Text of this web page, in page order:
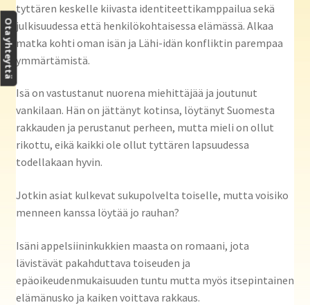
tyttären keskelle kiivasta identiteettikamppailua sekä
julkisuudessa että henkilökohtaisessa elämässä. Alkaa
matka kohti oman isän ja Lähi-idän konfliktin parempaa
ymmärtämistä.
Isä on vastustanut nuorena miehittäjää ja joutunut
vankilaan. Hän on jättänyt kotinsa, löytänyt Suomesta
rakkauden ja perustanut perheen, mutta mieli on ollut
rikottu, eikä kaikki ole ollut tyttären lapsuudessa
todellakaan hyvin.
Jotkin asiat kulkevat sukupolvelta toiselle, mutta voisiko
menneen kanssa löytää jo rauhan?
Isäni appelsiininkukkien maasta on romaani, jota
lävistävät pakahduttava toiseuden ja
epäoikeudenmukaisuuden tuntu mutta myös itsepintainen
elämänusko ja kaiken voittava rakkaus.
Ota yhteyttä